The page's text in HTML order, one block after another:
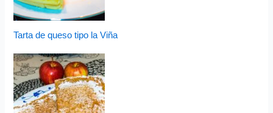
Tarta de queso tipo la Viña